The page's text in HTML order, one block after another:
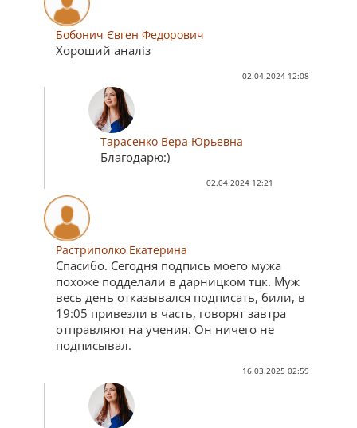
Бобонич Євген Федорович
Хороший аналіз
02.04.2024 12:08
Тарасенко Вера Юрьевна
Благодарю:)
02.04.2024 12:21
Растриполко Екатерина
Спасибо. Сегодня подпись моего мужа
похоже подделали в дарницком тцк. Муж
весь день отказывался подписать, били, в
19:05 привезли в часть, говорят завтра
отправляют на учения. Он ничего не
подписывал.
16.03.2025 02:59